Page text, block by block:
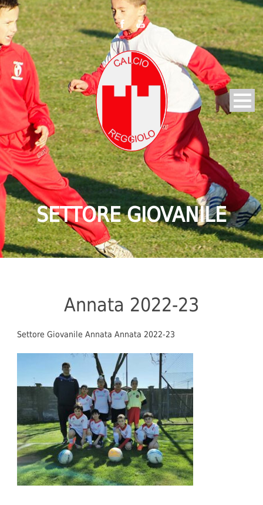
SETTORE GIOVANILE
Annata 2022-23
Settore Giovanile Annata Annata 2022-23